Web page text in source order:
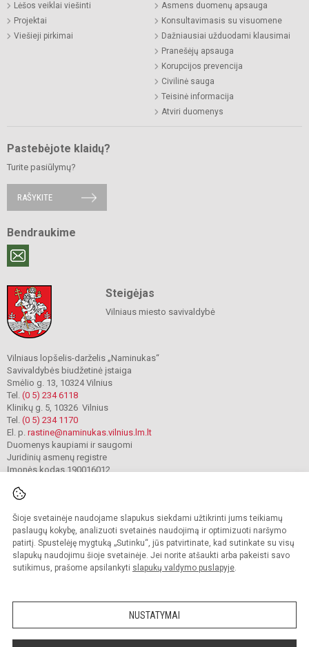
Šioje svetainėje naudojame slapukus siekdami užtikrinti jums teikiamų
paslaugų kokybę, analizuoti svetainės naudojimą ir optimizuoti naršymo
patirtį. Spustelėję mygtuką „Sutinku“, jūs patvirtinate, kad sutinkate su visų
slapukų naudojimu šioje svetainėje. Jei norite atšaukti arba pakeisti savo
sutikimus, prašome apsilankyti slapukų valdymo puslapyje.
NUSTATYMAI
Lėšos veiklai viešinti
Projektai
Viešieji pirkimai
Asmens duomenų apsauga
Konsultavimasis su visuomene
Dažniausiai užduodami klausimai
Pranešėjų apsauga
Korupcijos prevencija
Civilinė sauga
Teisinė informacija
Atviri duomenys
Pastebėjote klaidų?
Turite pasiūlymų?
RAŠYKITE
Bendraukime
Steigėjas
Vilniaus miesto savivaldybė
Vilniaus lopšelis-darželis „Naminukas“
Savivaldybės biudžetinė įstaiga
Smėlio g. 13, 10324 Vilnius
Tel. (0 5) 234 6118
Klinikų g. 5, 10326 Vilnius
Tel. (0 5) 234 1170
El. p. rastine@naminukas.vilnius.lm.lt
Duomenys kaupiami ir saugomi
Juridinių asmenų registre
Įmonės kodas 190016012
© 2022. Vilniaus lopšelis darželis Naminukas. Visos teisės saugomos.
Kopijuoti turinį be raštiško darželio administracijos sutikimo griežtai draudžiama.
Prieinamumo paraiška Slapukų valdymas
Sumanus būdas atnaujinti